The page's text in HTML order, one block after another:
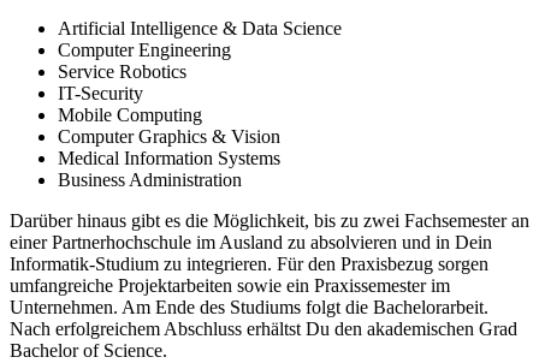
Artificial Intelligence & Data Science
Computer Engineering
Service Robotics
IT-Security
Mobile Computing
Computer Graphics & Vision
Medical Information Systems
Business Administration
Darüber hinaus gibt es die Möglichkeit, bis zu zwei Fachsemester an
einer Partnerhochschule im Ausland zu absolvieren und in Dein
Informatik-Studium zu integrieren. Für den Praxisbezug sorgen
umfangreiche Projektarbeiten sowie ein Praxissemester im
Unternehmen. Am Ende des Studiums folgt die Bachelorarbeit.
Nach erfolgreichem Abschluss erhältst Du den akademischen Grad
Bachelor of Science.